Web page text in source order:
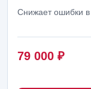
Снижает ошибки в
79 000 ₽